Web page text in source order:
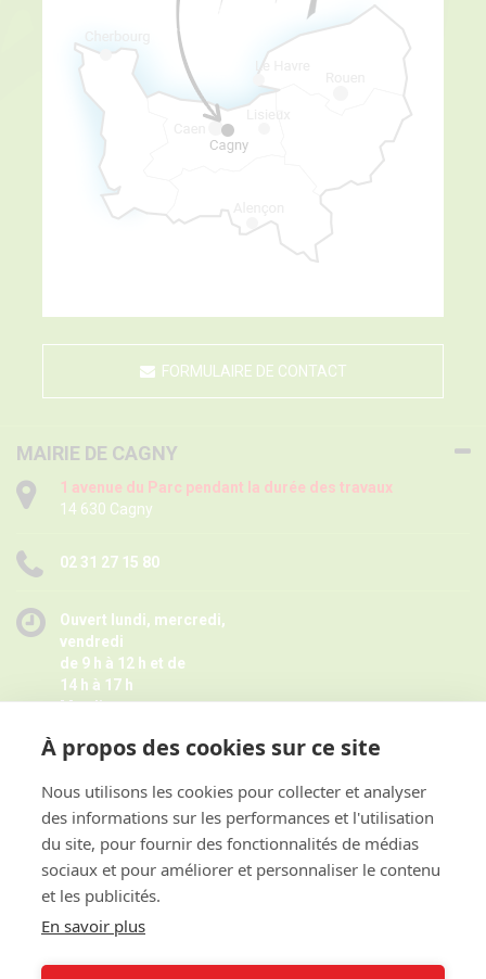
FORMULAIRE DE CONTACT
MAIRIE DE CAGNY
1 avenue du Parc pendant la durée des travaux
14 630 Cagny
02 31 27 15 80
Ouvert lundi, mercredi,
vendredi
de 9 h à 12 h et de
14 h à 17 h
Mardi
Jeudi de 14 h à 17 h -Fermé pendant les petites vacances
Horaires juillet août ici
et sur rendez-vous
ACCES RAPIDE
INFORMATIONS
À propos des cookies sur ce site
Nous utilisons les cookies pour collecter et analyser
des informations sur les performances et l'utilisation
du site, pour fournir des fonctionnalités de médias
sociaux et pour améliorer et personnaliser le contenu
et les publicités.
En savoir plus